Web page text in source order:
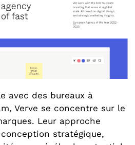
avec des bureaux à
Verve se concentre sur le
Leur approche
stratégique,